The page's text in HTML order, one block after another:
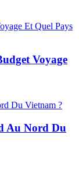
Voyage
Au Nord Du